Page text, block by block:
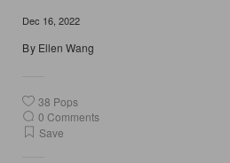
Dec 16, 2022
By Ellen Wang
38 Pops
0 Comments
Save